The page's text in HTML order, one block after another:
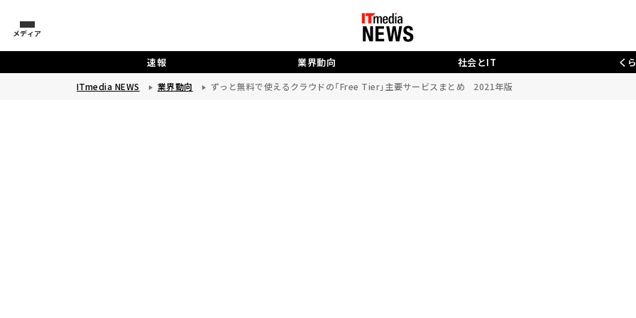
メディア
速報 業界動向 社会とIT く
ITmedia NEWS 業界動向 ずっと無料で使えるクラウドの「Free Tier」主要サービスまとめ 2021年版